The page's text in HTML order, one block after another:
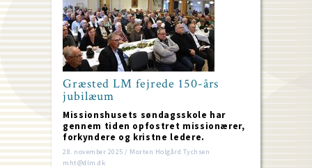
Græsted LM fejrede 150-års
jubilæum
Missionshusets søndagsskole har
gennem tiden opfostret missionærer,
forkyndere og kristne ledere.
28. november 2025 / Morten Holgård Tychsen
mht@dlm.dk